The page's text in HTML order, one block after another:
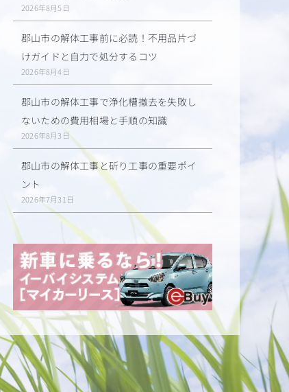
2026年8月5日
郡山市の解体工事前に必読！不用品片づ
けガイドと自力で処分するコツ
2026年8月4日
郡山市の解体工事で浄化槽撤去を失敗し
ないための費用相場と手順の知識
2026年8月3日
郡山市の解体工事と斫り工事の重要ポイ
ント
2026年7月31日